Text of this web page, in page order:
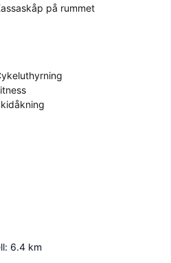
på rummet
: 6.4 km